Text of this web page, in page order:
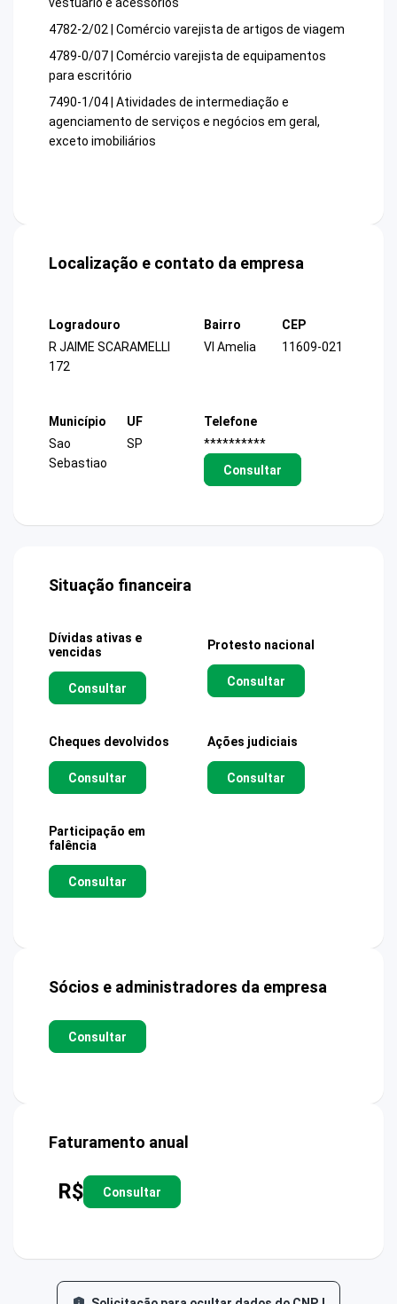
4782-2/02 | Comércio varejista de artigos de viagem
4789-0/07 | Comércio varejista de equipamentos
para escritório
7490-1/04 | Atividades de intermediação e
agenciamento de serviços e negócios em geral,
exceto imobiliários
Localização e contato da empresa
Logradouro
R JAIME SCARAMELLI
172
Bairro
Vl Amelia
CEP
11609-021
Município
Sao
Sebastiao
UF
SP
Telefone
**********
Consultar
Situação financeira
Dívidas ativas e
vencidas
Consultar
Protesto nacional
Consultar
Cheques devolvidos
Consultar
Ações judiciais
Consultar
Participação em
falência
Consultar
Sócios e administradores da empresa
Consultar
Faturamento anual
R$ Consultar